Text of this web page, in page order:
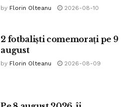
by Florin Olteanu 2026-08-10
2 fotbaliști comemorați pe 9
august
by Florin Olteanu 2026-08-09